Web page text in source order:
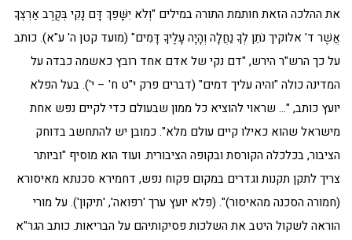
את ההלכה הזאת חותמת התורה במילים "וְלֹא יִשָּׁפֵךְ דָּם נָקִי בְּקֶרֶב אַרְצְךָ
אֲשֶׁר ד' אלוקיך נֹתֵן לְךָ נַחֲלָה וְהָיָה עָלֶיךָ דָּמִים" (מועד קטן ה' ע"א). כותב
על כך הרש"ר הירש, "דם נקי של אדם אחד רובץ כאשמה כבדה על
המדינה כולה "והיה עליך דמים" (דברים פרק י"ט ח' – י'). בעל הפלא
יועץ כותב, "… שראוי להוציא כל ממון שבעולם כדי לקיים נפש אחת
מישראל שהוא כאילו קיים עולם מלא". כמובן יש להתחשב בדוחק
הציבור, בכלכלה הקורסת ובקופה הציבורית. ועוד הוא מוסיף "וביותר
צריך לתקן תקנות וגדרים במקום פקוח נפש, דחמירא סכנתא מאיסורא
(חמורה הסכנה מהאיסור)". (פלא יועץ ערך 'רפואה', 'תיקון'). על מורי
הוראה לשקול היטב את השלכות פסיקותיהם על הבריאות. כותב הגר"א